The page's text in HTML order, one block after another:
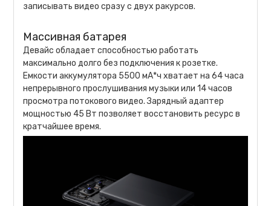
записывать видео сразу с двух ракурсов.
Массивная батарея
Девайс обладает способностью работать
максимально долго без подключения к розетке.
Емкости аккумулятора 5500 мА*ч хватает на 64 часа
непрерывного прослушивания музыки или 14 часов
просмотра потокового видео. Зарядный адаптер
мощностью 45 Вт позволяет восстановить ресурс в
кратчайшее время.